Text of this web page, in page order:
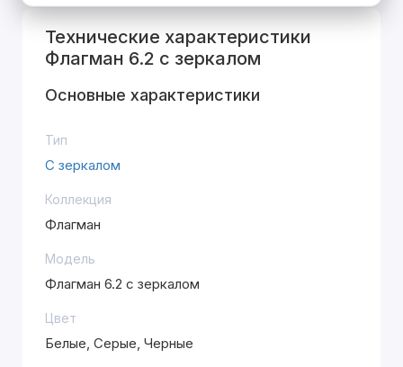
Технические характеристики
Флагман 6.2 с зеркалом
Основные характеристики
Тип
С зеркалом
Коллекция
Флагман
Модель
Флагман 6.2 с зеркалом
Цвет
Белые, Серые, Черные